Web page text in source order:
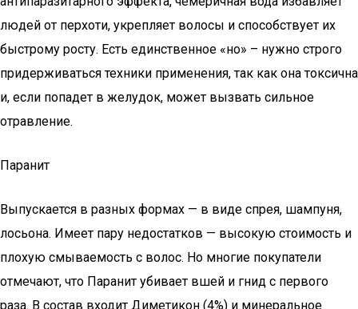
людей от перхоти, укрепляет волосы и способствует их
быстрому росту. Есть единственное «но» – нужно строго
придерживаться техники применения, так как она токсична
и, если попадет в желудок, может вызвать сильное
отравление.
Паранит
Выпускается в разных формах — в виде спрея, шампуня,
лосьона. Имеет пару недостатков — высокую стоимость и
плохую смываемость с волос. Но многие покупатели
отмечают, что Паранит убивает вшей и гнид с первого
раза. В состав входит Диметикон (4%) и минеральное